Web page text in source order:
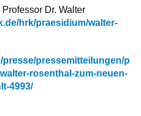
Dr. Walter
hrk/praesidium/walter-
presse/pressemitteilungen/p
rosenthal-zum-neuen-
4993/